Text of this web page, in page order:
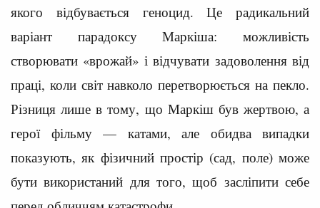
якого відбувається геноцид. Це радикальний
варіант парадоксу Маркіша: можливість
створювати «врожай» і відчувати задоволення від
праці, коли світ навколо перетворюється на пекло.
Різниця лише в тому, що Маркіш був жертвою, а
герої фільму — катами, але обидва випадки
показують, як фізичний простір (сад, поле) може
бути використаний для того, щоб засліпити себе